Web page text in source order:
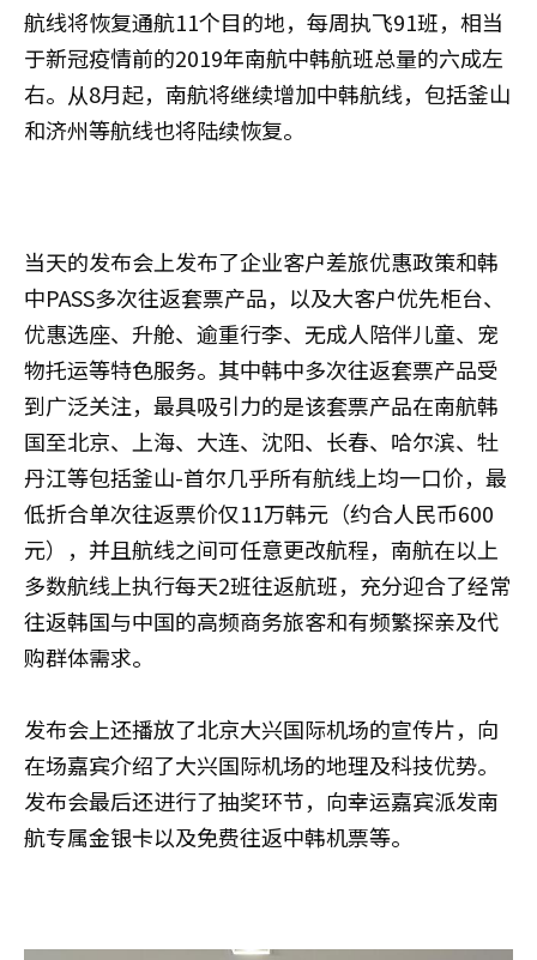
航线将恢复通航11个目的地，每周执飞91班，相当
于新冠疫情前的2019年南航中韩航班总量的六成左
右。从8月起，南航将继续增加中韩航线，包括釜山
和济州等航线也将陆续恢复。
当天的发布会上发布了企业客户差旅优惠政策和韩
中PASS多次往返套票产品，以及大客户优先柜台、
优惠选座、升舱、逾重行李、无成人陪伴儿童、宠
物托运等特色服务。其中韩中多次往返套票产品受
到广泛关注，最具吸引力的是该套票产品在南航韩
国至北京、上海、大连、沈阳、长春、哈尔滨、牡
丹江等包括釜山-首尔几乎所有航线上均一口价，最
低折合单次往返票价仅11万韩元（约合人民币600
元），并且航线之间可任意更改航程，南航在以上
多数航线上执行每天2班往返航班，充分迎合了经常
往返韩国与中国的高频商务旅客和有频繁探亲及代
购群体需求。
发布会上还播放了北京大兴国际机场的宣传片，向
在场嘉宾介绍了大兴国际机场的地理及科技优势。
发布会最后还进行了抽奖环节，向幸运嘉宾派发南
航专属金银卡以及免费往返中韩机票等。